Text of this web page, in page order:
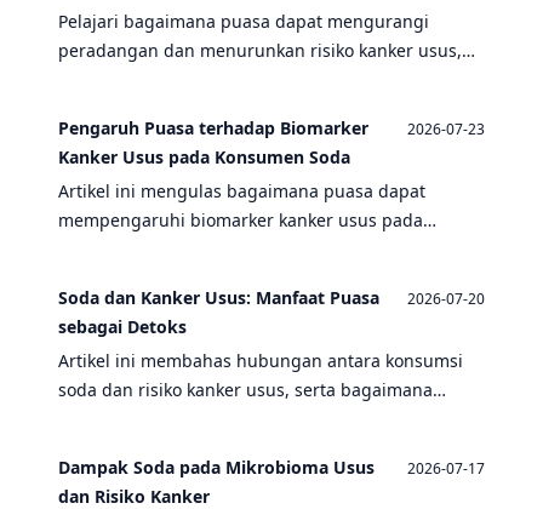
Pelajari bagaimana puasa dapat mengurangi
peradangan dan menurunkan risiko kanker usus,
Pengaruh Puasa terhadap Biomarker
Kanker Usus pada Konsumen Soda
2026-07-23
Artikel ini mengulas bagaimana puasa dapat
mempengaruhi biomarker kanker usus pada
kesehatan usus.
Soda dan Kanker Usus: Manfaat Puasa
sebagai Detoks
2026-07-20
Artikel ini membahas hubungan antara konsumsi
soda dan risiko kanker usus, serta bagaimana
Dampak Soda pada Mikrobioma Usus
dan Risiko Kanker
2026-07-17